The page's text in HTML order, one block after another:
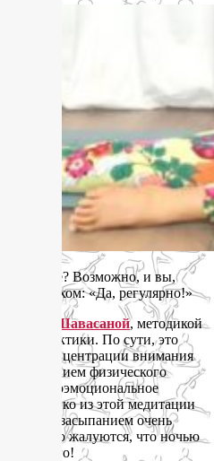
Шавасане? Возможно, и вы,
со смехом: «Да, регулярно!»
Шавасаной, методикой
практики. По сути, это
для концентрации внимания
а следствием физического
и психоэмоциональное
как легко из этой медитации
и засыпанием очень
часто жалуются, что ночью